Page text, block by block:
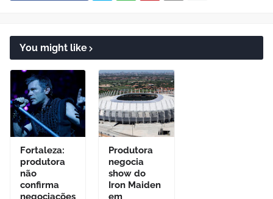
You might like
Fortaleza:
produtora
não
confirma
negociações
Produtora
negocia
show do
Iron Maiden
em